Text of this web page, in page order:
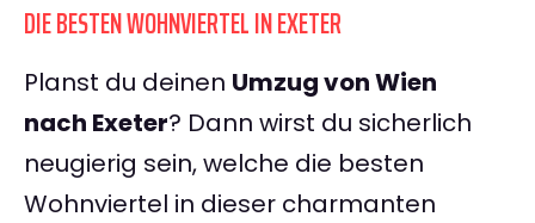
DIE BESTEN WOHNVIERTEL IN EXETER
Planst du deinen Umzug von Wien
nach Exeter? Dann wirst du sicherlich
neugierig sein, welche die besten
Wohnviertel in dieser charmanten